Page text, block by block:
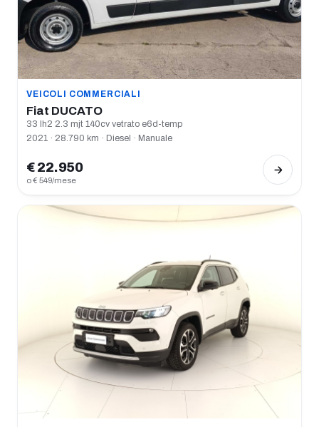
VEICOLI COMMERCIALI
Fiat DUCATO
33 lh2 2.3 mjt 140cv vetrato e6d-temp
2021 · 28.790 km · Diesel · Manuale
€ 22.950
o € 549/mese